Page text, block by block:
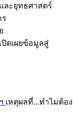
ละยุทธศาสตร์
ร
ปิดเผยข้อมูลสู่
เหตุผลที่...ทำไมต้อง